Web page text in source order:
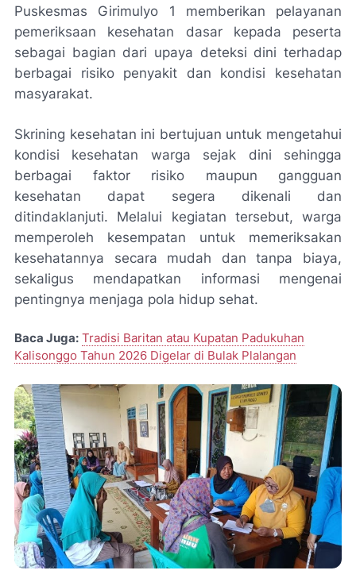
Puskesmas Girimulyo 1 memberikan pelayanan
pemeriksaan kesehatan dasar kepada peserta
sebagai bagian dari upaya deteksi dini terhadap
berbagai risiko penyakit dan kondisi kesehatan
masyarakat.
Skrining kesehatan ini bertujuan untuk mengetahui
kondisi kesehatan warga sejak dini sehingga
berbagai faktor risiko maupun gangguan
kesehatan dapat segera dikenali dan
ditindaklanjuti. Melalui kegiatan tersebut, warga
memperoleh kesempatan untuk memeriksakan
kesehatannya secara mudah dan tanpa biaya,
sekaligus mendapatkan informasi mengenai
pentingnya menjaga pola hidup sehat.
Baca Juga: Tradisi Baritan atau Kupatan Padukuhan
Kalisonggo Tahun 2026 Digelar di Bulak Plalangan